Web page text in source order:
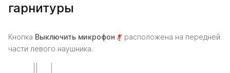
гарнитуры
Кнопка Выключить микрофон
расположена на передней
части левого наушника.